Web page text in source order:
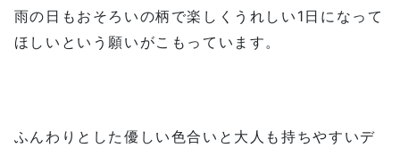
雨の日もおそろいの柄で楽しくうれしい1日になって
ほしいという願いがこもっています。
ふんわりとした優しい色合いと大人も持ちやすいデ